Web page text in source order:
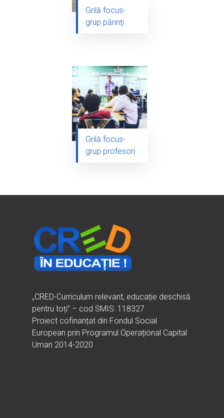
Grilă focus-
grup părinți
Grilă focus-
grup profesori
„CRED-Curriculum relevant, educație deschisă
pentru toți” – cod SMIS: 118327
Proiect cofinanțat din Fondul Social
European prin Programul Operațional Capital
Uman 2014-2020